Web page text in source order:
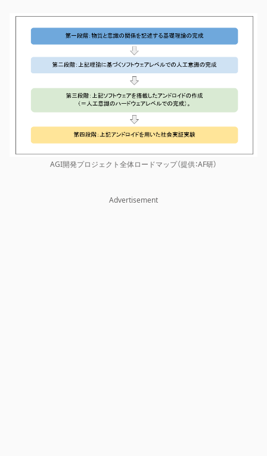
AGI開発プロジェクト全体ロードマップ（提供：AF研）
Advertisement